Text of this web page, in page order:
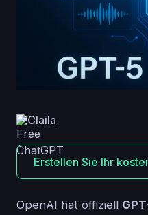
Claila
Erstellen Sie Ihr
OpenAI hat offiziell